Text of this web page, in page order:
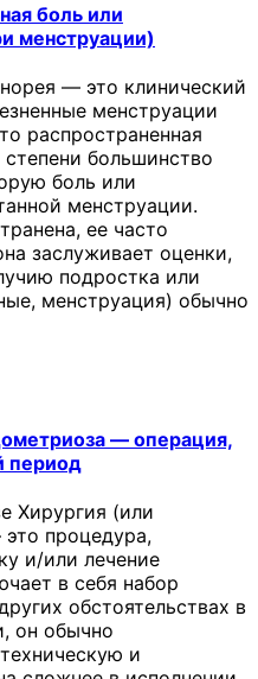
боль или
менструации)
— это клинический
менструации
распространенная
большинство
боль или
менструации.
ее часто
заслуживает оценки,
подростка или
менструация) обычно
— операция,
период
Хирургия (или
процедура,
и/или лечение
в себя набор
обстоятельствах в
он обычно
и